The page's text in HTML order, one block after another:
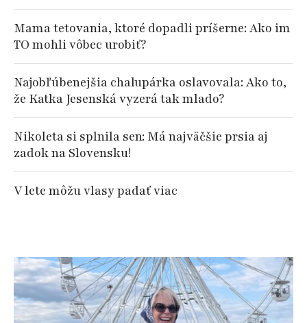
Mama tetovania, ktoré dopadli príšerne: Ako im
TO mohli vôbec urobiť?
Najobľúbenejšia chalupárka oslavovala: Ako to,
že Katka Jesenská vyzerá tak mlado?
Nikoleta si splnila sen: Má najväčšie prsia aj
zadok na Slovensku!
V lete môžu vlasy padať viac